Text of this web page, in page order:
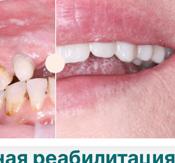
реабилитация